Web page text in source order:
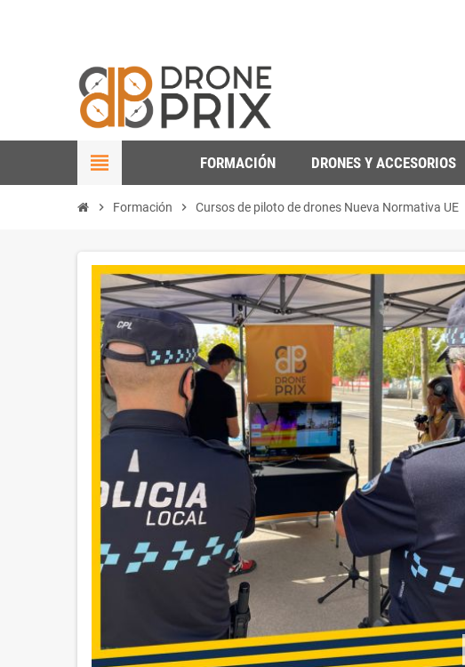
view_headline FORMACIÓN DRONES Y ACCESORIOS
chevron_right Formación chevron_right Cursos de piloto de drones Nueva Normativa UE